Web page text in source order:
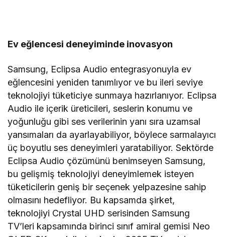
Ev eğlencesi deneyiminde inovasyon
Samsung, Eclipsa Audio entegrasyonuyla ev
eğlencesini yeniden tanımlıyor ve bu ileri seviye
teknolojiyi tüketiciye sunmaya hazırlanıyor. Eclipsa
Audio ile içerik üreticileri, seslerin konumu ve
yoğunluğu gibi ses verilerinin yanı sıra uzamsal
yansımaları da ayarlayabiliyor, böylece sarmalayıcı
üç boyutlu ses deneyimleri yaratabiliyor. Sektörde
Eclipsa Audio çözümünü benimseyen Samsung,
bu gelişmiş teknolojiyi deneyimlemek isteyen
tüketicilerin geniş bir seçenek yelpazesine sahip
olmasını hedefliyor. Bu kapsamda şirket,
teknolojiyi Crystal UHD serisinden Samsung
TV’leri kapsamında birinci sınıf amiral gemisi Neo